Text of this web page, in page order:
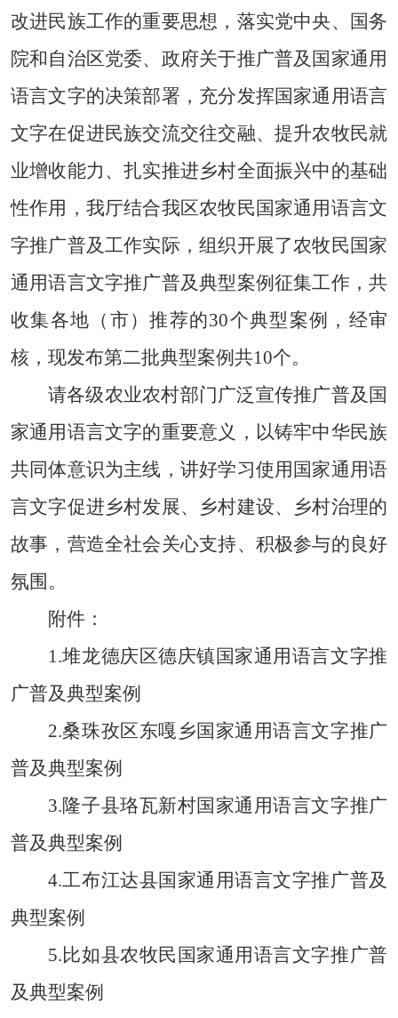
改进民族工作的重要思想，落实党中央、国务
院和自治区党委、政府关于推广普及国家通用
语言文字的决策部署，充分发挥国家通用语言
文字在促进民族交流交往交融、提升农牧民就
业增收能力、扎实推进乡村全面振兴中的基础
性作用，我厅结合我区农牧民国家通用语言文
字推广普及工作实际，组织开展了农牧民国家
通用语言文字推广普及典型案例征集工作，共
收集各地 （ 市）推荐的30个典型案例，经审
核，现发布第二批典型案例共10个。
请各级农业农村部门广泛宣传推广普及国
家通用语言文字的重要意义 ， 以铸牢中华民族
共同体意识为主线， 讲好学习使用国家通用语
言文字促进乡村发展、 乡村建设、乡村治理的
故事，营造全社会关心支持、积极参与的良好
氛围。
附件：
1.堆龙德庆区德庆镇国家通用语言文字推
广普及典型案例
2.桑珠孜区东嘎乡国家通用语言文字推广
普及典型案例
3.隆子县珞瓦新村国家通用语言文字推广
普及典型案例
4.工布江达县国家通用语言文字推广普及
典型案例
5.比如县农牧民国家通用语言文字推广普
及典型案例